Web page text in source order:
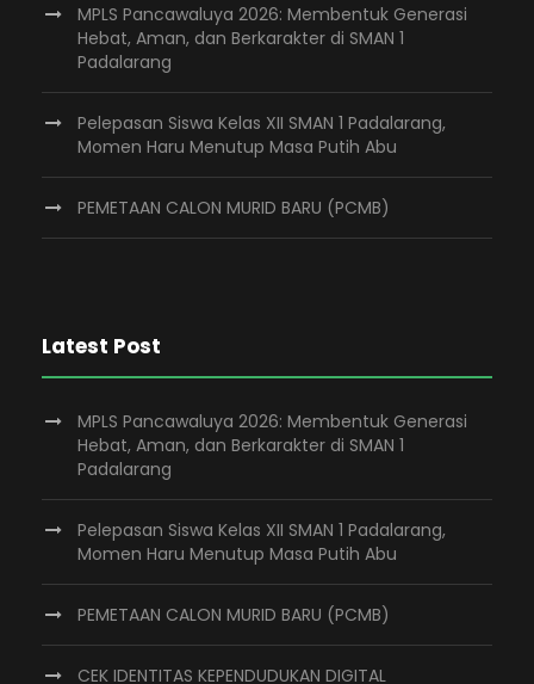
MPLS Pancawaluya 2026: Membentuk Generasi
Hebat, Aman, dan Berkarakter di SMAN 1
Padalarang
Pelepasan Siswa Kelas XII SMAN 1 Padalarang,
Momen Haru Menutup Masa Putih Abu
PEMETAAN CALON MURID BARU (PCMB)
Latest Post
MPLS Pancawaluya 2026: Membentuk Generasi
Hebat, Aman, dan Berkarakter di SMAN 1
Padalarang
Pelepasan Siswa Kelas XII SMAN 1 Padalarang,
Momen Haru Menutup Masa Putih Abu
PEMETAAN CALON MURID BARU (PCMB)
CEK IDENTITAS KEPENDUDUKAN DIGITAL